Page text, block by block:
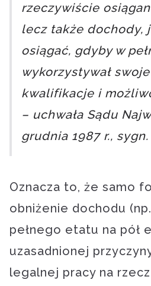
rzeczywiście
lecz także dochody,
osiągać, gdyby w
wykorzystywał swoje
kwalifikacje i
– uchwała Sądu
grudnia 1987 r.,
Oznacza to, że samo
obniżenie dochodu
pełnego etatu na pół
uzasadnionej
legalnej pracy na rzecz